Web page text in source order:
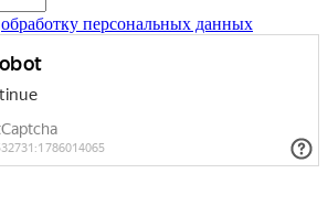
обработку персональных данных